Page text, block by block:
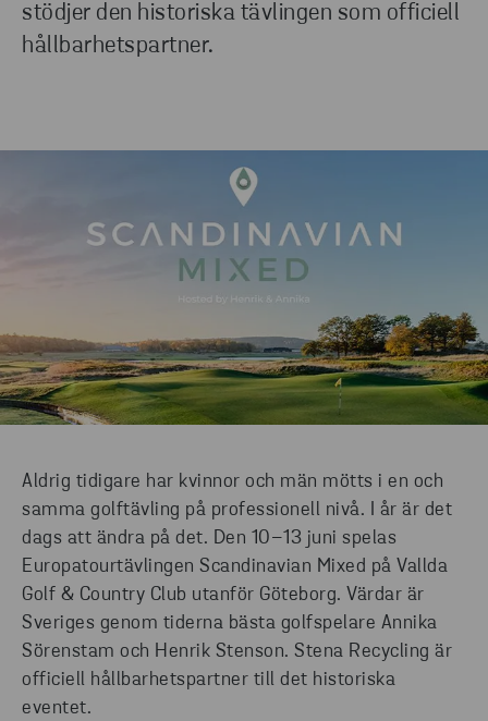
stödjer den historiska tävlingen som officiell
hållbarhetspartner.
Aldrig tidigare har kvinnor och män mötts i en och
samma golftävling på professionell nivå. I år är det
dags att ändra på det. Den 10–13 juni spelas
Europatourtävlingen Scandinavian Mixed på Vallda
Golf & Country Club utanför Göteborg. Värdar är
Sveriges genom tiderna bästa golfspelare Annika
Sörenstam och Henrik Stenson. Stena Recycling är
officiell hållbarhetspartner till det historiska
eventet.